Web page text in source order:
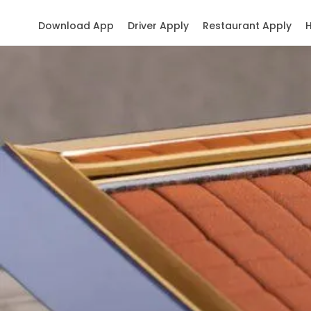
Restaurant Apply
Driver Apply
Download App